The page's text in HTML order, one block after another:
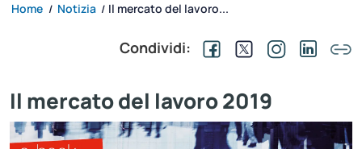
Home / Notizia / Il mercato del lavoro...
Condividi:
Il mercato del lavoro 2019